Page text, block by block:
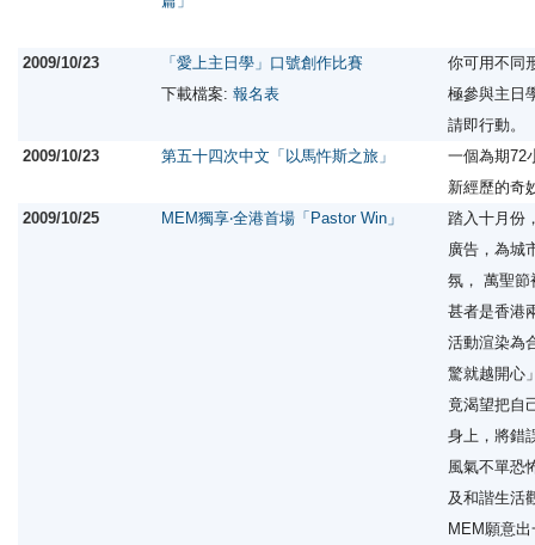
2009/10/23
「愛上主日學」口號創作比賽
下載檔案: 報名表
你可用不同
極參與主日
請即行動。
2009/10/23
第五十四次中文「以馬忤斯之旅」
一個為期72
新經歷的奇
2009/10/25
MEM獨享‧全港首場「Pastor Win」
踏入十月份
廣告，為城
氛， 萬聖節
甚者是香港
活動渲染為
驚就越開心
竟渴望把自
身上，將錯
風氣不單恐
及和諧生活
MEM願意